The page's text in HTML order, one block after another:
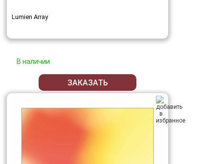
Lumien Array
В наличии
ЗАКАЗАТЬ